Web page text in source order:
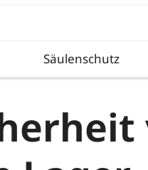
Säulenschutz